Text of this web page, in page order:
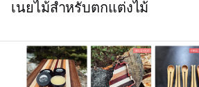
เนยไม้สำหรับตกแต่งไม้